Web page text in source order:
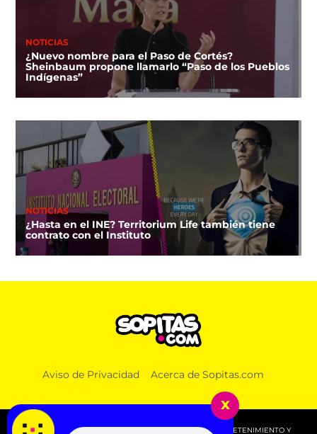
NOTICIAS
¿Nuevo nombre para el Paso de Cortés?
Sheinbaum propone llamarlo “Paso de los Pueblos
Indígenas”
NOTICIAS
¿Hasta en el INE? Territorium Life también tiene
contrato con el Instituto
Aviso de Privacidad Acerca de Sopitas.com
© 2026 SOPITAS.COM - MÚSICA, NOTICIAS, DEPORTES, ENTRETENIMIENTO Y
x